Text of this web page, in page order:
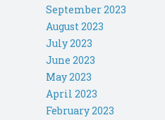
September 2023
August 2023
July 2023
June 2023
May 2023
April 2023
February 2023